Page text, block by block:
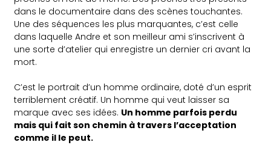
dans le documentaire dans des scènes touchantes.
Une des séquences les plus marquantes, c’est celle
dans laquelle Andre et son meilleur ami s’inscrivent à
une sorte d’atelier qui enregistre un dernier cri avant la
mort.
C’est le portrait d’un homme ordinaire, doté d’un esprit
terriblement créatif. Un homme qui veut laisser sa
marque avec ses idées. Un homme parfois perdu
mais qui fait son chemin à travers l’acceptation
comme il le peut.